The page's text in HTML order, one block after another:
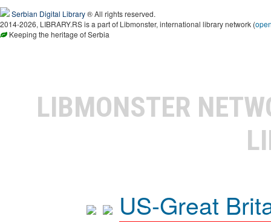
Serbian Digital Library® All rights reserved.
2014-2026, LIBRARY.RS is a part of Libmonster, international library network (
Keeping the heritage of Serbia
LIBMONSTER
US-Great